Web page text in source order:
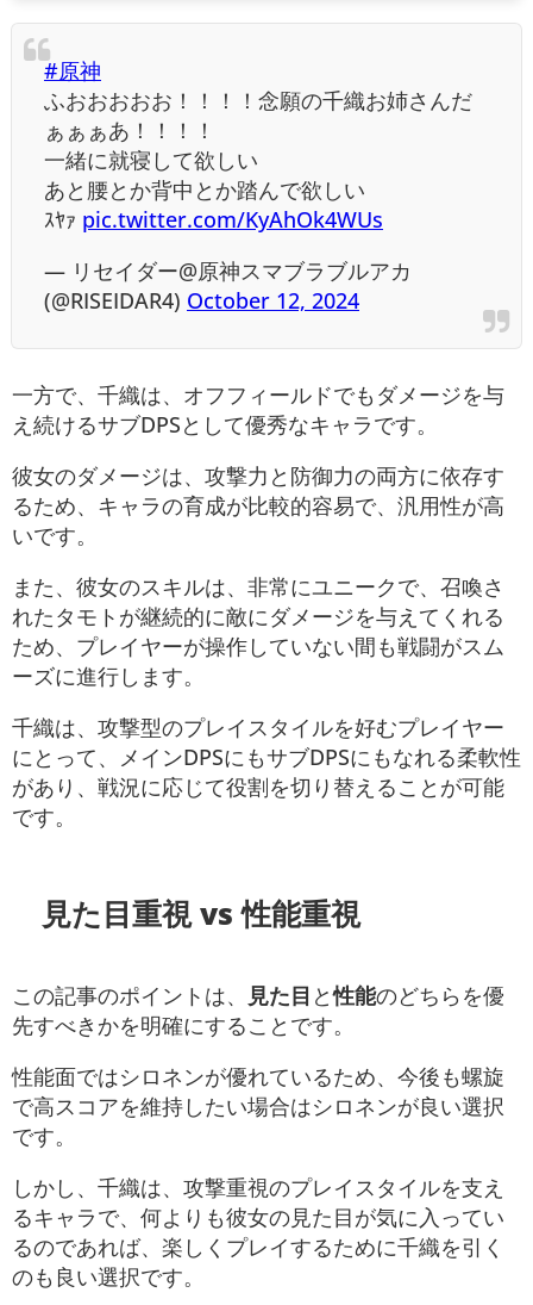
#原神
ふおおおおお！！！！念願の千織お姉さんだ
ぁぁぁあ！！！！
一緒に就寝して欲しい
あと腰とか背中とか踏んで欲しい
ｽﾔｧ pic.twitter.com/KyAhOk4WUs
— リセイダー@原神スマブラブルアカ
(@RISEIDAR4) October 12, 2024
一方で、千織は、オフフィールドでもダメージを与
え続けるサブDPSとして優秀なキャラです。
彼女のダメージは、攻撃力と防御力の両方に依存す
るため、キャラの育成が比較的容易で、汎用性が高
いです。
また、彼女のスキルは、非常にユニークで、召喚さ
れたタモトが継続的に敵にダメージを与えてくれる
ため、プレイヤーが操作していない間も戦闘がスム
ーズに進行します。
千織は、攻撃型のプレイスタイルを好むプレイヤー
にとって、メインDPSにもサブDPSにもなれる柔軟性
があり、戦況に応じて役割を切り替えることが可能
です。
見た目重視 vs 性能重視
この記事のポイントは、 見た目 と性能のどちらを優
先すべきかを明確にすることです。
性能面ではシロネンが優れているため、今後も螺旋
で高スコアを維持したい場合はシロネンが良い選択
です。
しかし、千織は、攻撃重視のプレイスタイルを支え
るキャラで、何よりも彼女の見た目が気に入ってい
るのであれば、楽しくプレイするために千織を引く
のも良い選択です。